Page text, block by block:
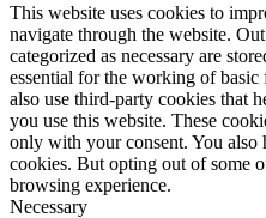
This website uses cookies to
navigate through the website.
categorized as necessary are
essential for the working of
also use third-party cookies that
you use this website. These
only with your consent. You also
cookies. But opting out of some
browsing experience.
Necessary